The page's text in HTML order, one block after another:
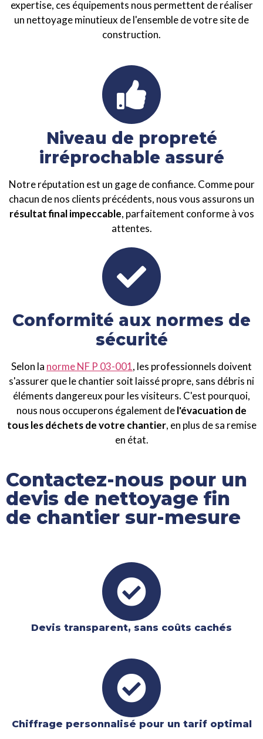
expertise, ces équipements nous permettent de réaliser
un nettoyage minutieux de l'ensemble de votre site de
construction.
Niveau de propreté
irréprochable assuré
Notre réputation est un gage de confiance. Comme pour
chacun de nos clients précédents, nous vous assurons un
résultat final impeccable, parfaitement conforme à vos
attentes.
Conformité aux normes de
sécurité
Selon la norme NF P 03-001, les professionnels doivent
s'assurer que le chantier soit laissé propre, sans débris ni
éléments dangereux pour les visiteurs. C'est pourquoi,
nous nous occuperons également del'évacuation de
tous les déchets de votre chantier, en plus de sa remise
en état.
Contactez-nous pour un
devis de nettoyage fin
de chantier sur-mesure
Devis transparent, sans coûts cachés
Chiffrage personnalisé pour un tarif optimal